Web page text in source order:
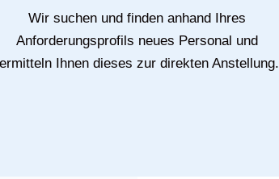
Wir suchen und finden anhand Ihres
Anforderungsprofils neues Personal und
Ihnen dieses zur direkten Anstellung.